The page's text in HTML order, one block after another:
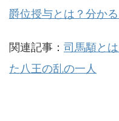
爵位授与とは？分か
関連記事： 司馬顒と
た八王の乱の一人